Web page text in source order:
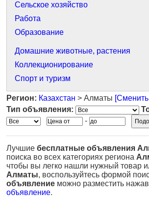
Сельское хозяйство
Работа
Образование
Домашние животные, растения
Коллекционирование
Спорт и туризм
Регион: Казахстан > Алматы
Тип объявления:
-
Лучшие бесплатные объявления
поиска во всех категориях региона
чтобы вы легко нашли нужный товар
Алматы, воспользуйтесь формой
объявление можно разместить
объявление.